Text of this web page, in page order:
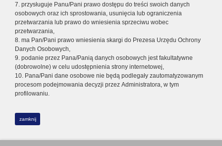
7. przysługuje Panu/Pani prawo dostępu do treści swoich danych
osobowych oraz ich sprostowania, usunięcia lub ograniczenia
przetwarzania lub prawo do wniesienia sprzeciwu wobec
przetwarzania,
8. ma Pan/Pani prawo wniesienia skargi do Prezesa Urzędu Ochrony
Danych Osobowych,
9. podanie przez Pana/Panią danych osobowych jest fakultatywne
(dobrowolne) w celu udostępnienia strony internetowej,
10. Pana/Pani dane osobowe nie będą podlegały zautomatyzowanym
procesom podejmowania decyzji przez Administratora, w tym
profilowaniu.
zamknij